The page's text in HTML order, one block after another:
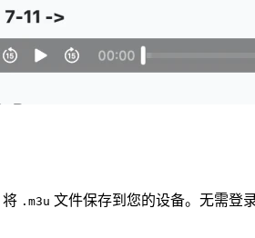
将 .m3u 文件保存到您的设备。无需登